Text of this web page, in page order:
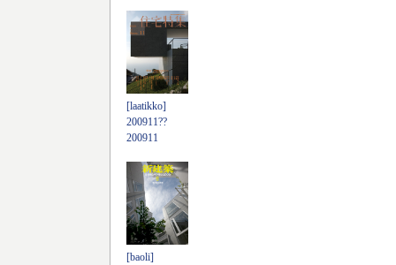
[laatikko]
200911??
200911
[baoli]